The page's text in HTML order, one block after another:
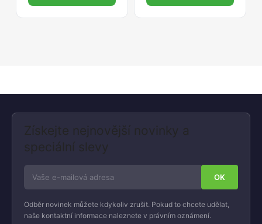
Získejte nejnovější novinky a
speciální slevy
Odběr novinek můžete kdykoliv zrušit. Pokud to chcete udělat,
naše kontaktní informace naleznete v právním oznámení.